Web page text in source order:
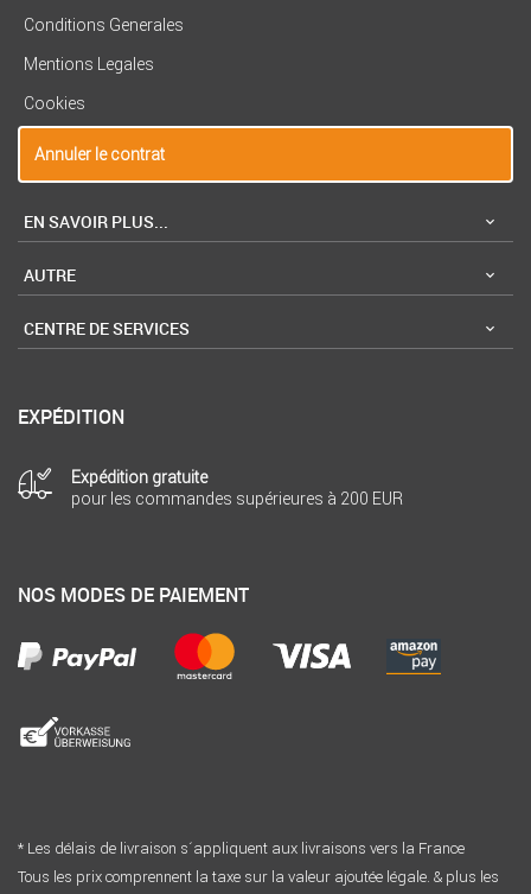
Conditions Generales
Mentions Legales
Cookies
Annuler le contrat
EN SAVOIR PLUS...
AUTRE
CENTRE DE SERVICES
EXPÉDITION
Expédition gratuite
pour les commandes supérieures à 200 EUR
NOS MODES DE PAIEMENT
* Les délais de livraison s´appliquent aux livraisons vers la France
Tous les prix comprennent la taxe sur la valeur ajoutée légale. & plus les